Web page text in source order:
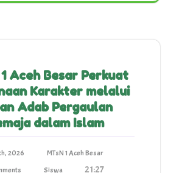
Aceh Besar Perkuat
Karakter melalui
Adab Pergaulan
dalam Islam
2026
MTsN 1 Aceh Besar
Siswa 21:27